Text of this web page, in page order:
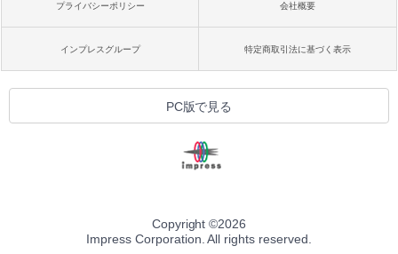
プライバシーポリシー 会社概要
インプレスグループ 特定商取引法に基づく表示
PC版で見る
Copyright ©2026
Impress Corporation. All rights reserved.